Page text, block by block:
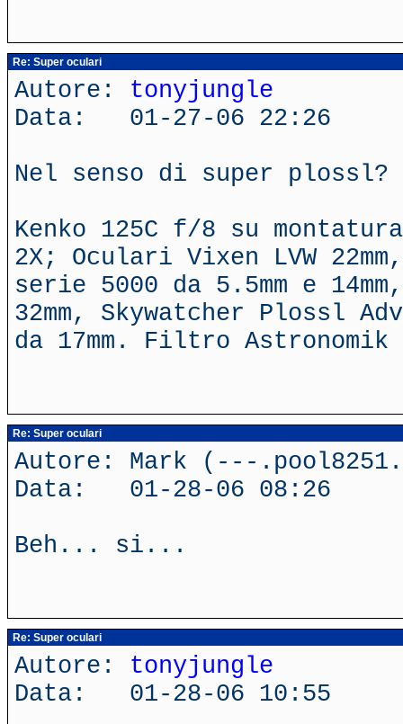
Re: Super oculari
Autore: tonyjungle
Data: 01-27-06 22:26
Nel senso di super plossl?
Kenko 125C f/8 su
2X; Oculari Vixen LVW
serie 5000 da 5.5mm e
32mm, Skywatcher Plossl
da 17mm. Filtro Astronomik
Re: Super oculari
Autore: Mark (---
Data: 01-28-06 08:26
Beh... si...
Re: Super oculari
Autore: tonyjungle
Data: 01-28-06 10:55